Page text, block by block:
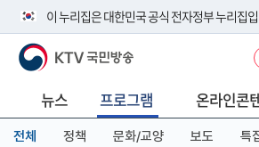
이 누리집은 대한민국 공식 전자정부 누리집
공식 누리집 주소 확인하기
니다.
이밖에 or.kr 또는 .kr등 다른 도메인 주소를 사
서 도메인 주소를 확인해 보세요
KTV 국민방송
뉴스 프로그램 온라인콘
전체 정책 문화/교양 보도 특